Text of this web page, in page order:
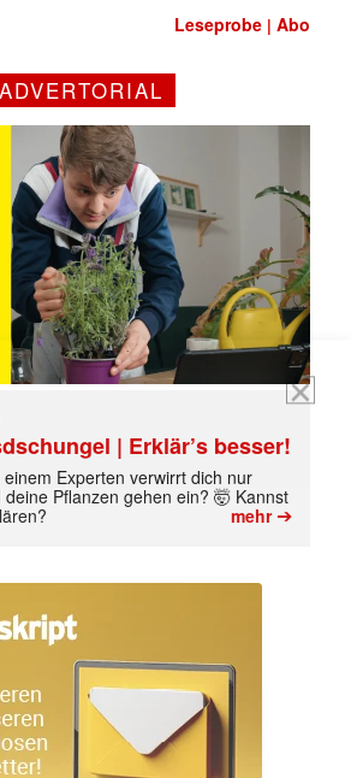
Newsletter
aktuell informiert.
Leseprobe |Abo
ADVERTORIAL
| Erklär’s besser!
einem Experten verwirrt dich nur
Pflanzen gehen ein? 🤯 Kannst
mehr➔